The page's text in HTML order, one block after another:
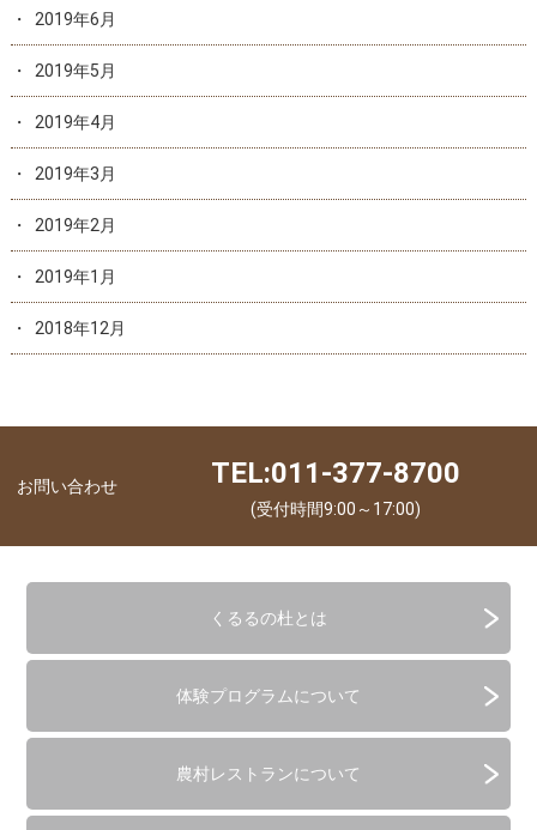
2019年6月
2019年5月
2019年4月
2019年3月
2019年2月
2019年1月
2018年12月
お問い合わせ TEL:011-377-8700
(受付時間9:00～17:00)
くるるの杜とは
体験プログラムについて
農村レストランについて